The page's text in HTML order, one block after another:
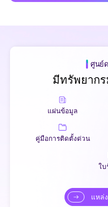
ศูนย์
มีทรัพยาก
แผ่นข้อมูล
คู่มือการติดตั้งด่วน
ใบ
แหล่